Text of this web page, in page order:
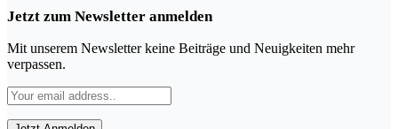
Jetzt zum Newsletter anmelden
Mit unserem Newsletter keine Beiträge und Neuigkeiten mehr
verpassen.